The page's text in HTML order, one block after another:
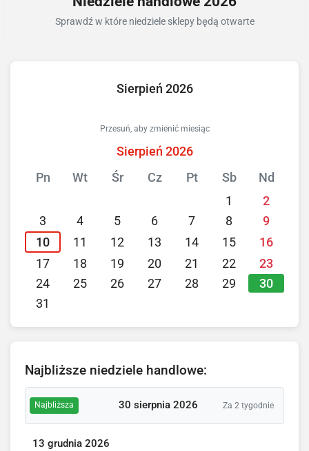
Sprawdź w które niedziele sklepy będą otwarte
Sierpień 2026
Przesuń, aby zmienić miesiąc
Sierpień 2026
Pn
Wt Śr Cz Pt Sb
Nd
1
2
3
4 5 6 7 8
9
10
11 12 13 14 15
16
17
18 19 20 21 22
23
24
25 26 27 28 29 30
31
Najbliższe niedziele handlowe:
Najbliższa 30 sierpnia 2026 Za 2 tygodnie
13 grudnia 2026